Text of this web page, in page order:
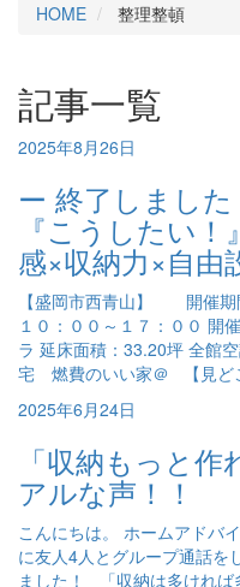
HOME 整理整頓
記事一覧
2025年8月26日
ー 終了しました
『こうしたい
感×収納力×自由
【盛岡市西青山】 開催期
１０：００～１７：００ 開
ラ 延床面積：33.20坪 全館
宅 燃費のいい家＠ 【見ど
2025年6月24日
「収納もっと
アルな声！！
こんにちは。 ホームアドバ
に友人4人とグループ通話を
ました！ 「収納は多ければ